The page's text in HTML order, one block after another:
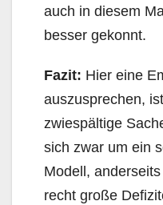
auch in diesem
besser gekonnt.
Fazit: Hier eine
auszusprechen,
zwiespältige
sich zwar um ein
Modell,
recht große